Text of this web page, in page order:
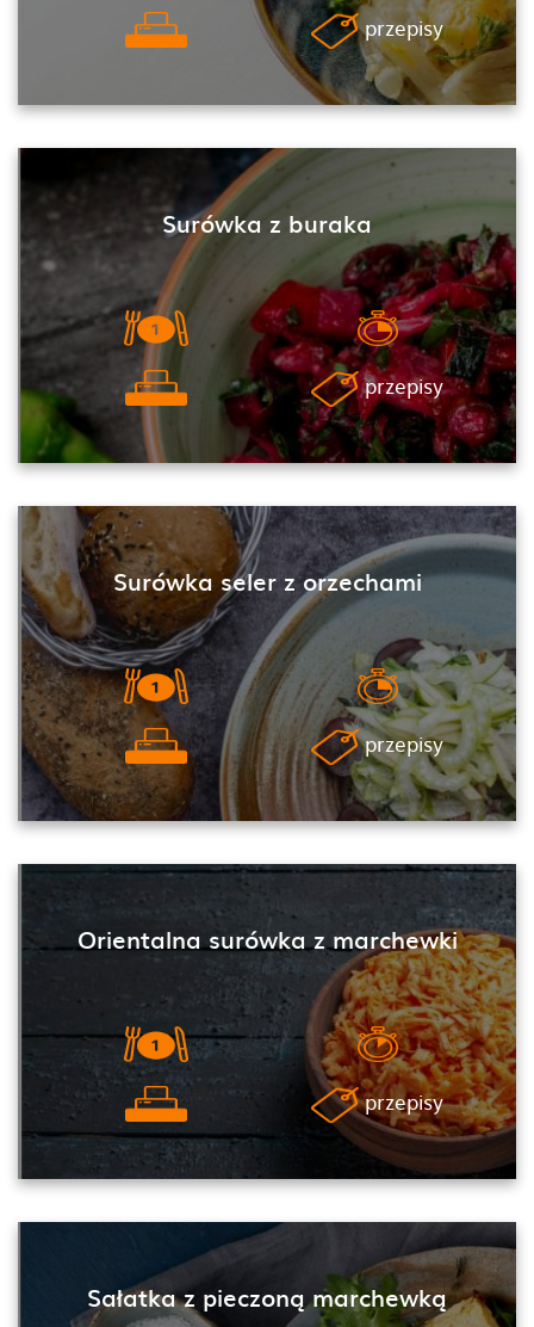
przepisy
Surówka z buraka
przepisy
Surówka seler z orzechami
przepisy
Orientalna surówka z marchewki
przepisy
Sałatka z pieczoną marchewką